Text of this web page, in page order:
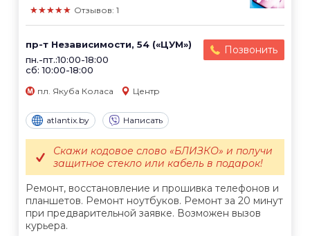
★★★★★ Отзывов: 1
пр-т Независимости, 54 («ЦУМ»)
пн.-пт.:10:00-18:00
сб: 10:00-18:00
Позвонить
пл. Якуба Коласа Центр
atlantix.by Написать
Ремонт, восстановление и прошивка телефонов и
планшетов. Ремонт ноутбуков. Ремонт за 20 минут
при предварительной заявке. Возможен вызов
курьера.
Скажи кодовое слово «БЛИЗКО» и получи
защитное стекло или кабель в подарок!